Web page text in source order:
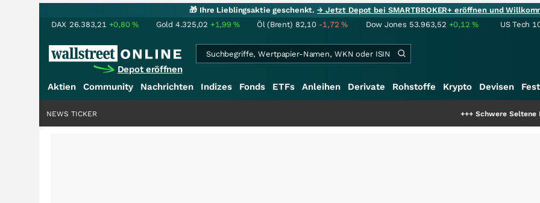
🎁 Ihre Lieblingsaktie geschenkt.→ Jetzt Depot bei SMARTBROKER+ eröffnen und
DAX 26.383,21 +0,80% Gold 4.325,02 +1,99% Öl (Brent) 82,10 -1,72% Dow Jones 53.963,52 +0,12% US Tech
Depot eröffnen
Aktien Community Nachrichten Indizes Fonds ETFs Anleihen Derivate Rohstoffe Krypto Devisen
Schwere Seltene Erden:
NEWS TICKER